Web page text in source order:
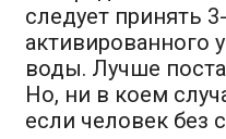
следует принять
активированного
воды. Лучше
Но, ни в коем
если человек без